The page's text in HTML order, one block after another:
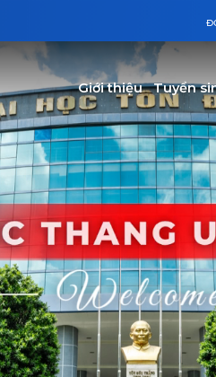
Main navigation
Giới thiệu Tuyển